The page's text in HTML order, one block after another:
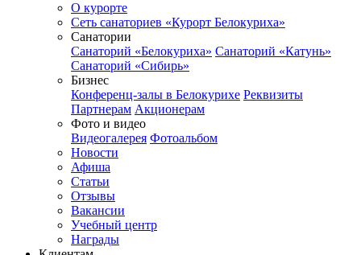
О курорте
Сеть санаториев «Курорт Белокуриха»
Санатории
Санаторий «Белокуриха» Санаторий «Катунь»
Санаторий «Сибирь»
Бизнес
Конференц-залы в Белокурихе Реквизиты
Партнерам Акционерам
Фото и видео
Видеогалерея Фотоальбом
Новости
Афиша
Статьи
Отзывы
Вакансии
Учебный центр
Награды